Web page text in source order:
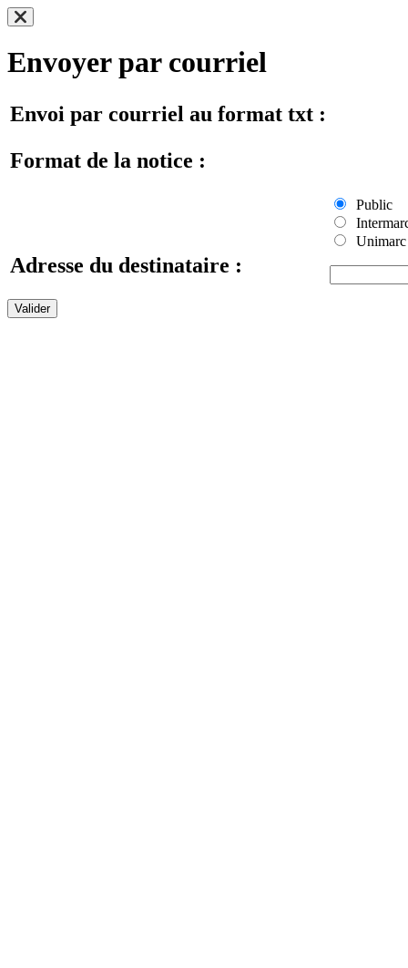
Envoyer par courriel
Envoi par courriel au format txt :
Format de la notice :
Public
Unimarc
Adresse du destinataire :